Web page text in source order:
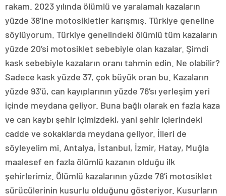
rakam. 2023 yılında ölümlü ve yaralamalı kazaların
yüzde 38’ine motosikletler karışmış. Türkiye geneline
söylüyorum. Türkiye genelindeki ölümlü tüm kazaların
yüzde 20’si motosiklet sebebiyle olan kazalar. Şimdi
kask sebebiyle kazaların oranı tahmin edin. Ne olabilir?
Sadece kask yüzde 37, çok büyük oran bu. Kazaların
yüzde 93’ü, can kayıplarının yüzde 76’sı yerleşim yeri
içinde meydana geliyor. Buna bağlı olarak en fazla kaza
ve can kaybı şehir içimizdeki, yani şehir içlerindeki
cadde ve sokaklarda meydana geliyor. İlleri de
söyleyelim mi. Antalya, İstanbul, İzmir, Hatay, Muğla
maalesef en fazla ölümlü kazanın olduğu ilk
şehirlerimiz. Ölümlü kazalarının yüzde 78’i motosiklet
sürücülerinin kusurlu olduğunu gösteriyor. Kusurların